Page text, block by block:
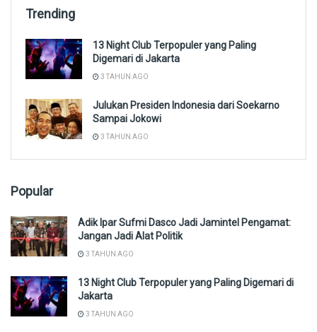
Trending
13 Night Club Terpopuler yang Paling
Digemari di Jakarta
3 TAHUN AGO
Julukan Presiden Indonesia dari Soekarno
Sampai Jokowi
3 TAHUN AGO
Popular
Adik Ipar Sufmi Dasco Jadi Jamintel Pengamat:
Jangan Jadi Alat Politik
3 TAHUN AGO
13 Night Club Terpopuler yang Paling Digemari di
Jakarta
3 TAHUN AGO